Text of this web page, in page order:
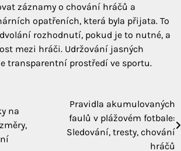
záznamy o chování hráčů a
opatřeních, která byla přijata. To
rozhodnutí, pokud je to nutné, a
mezi hráči. Udržování jasných
transparentní prostředí ve sportu.
na
Pravidla akumulovaných
faulů v plážovém fotbale:
Sledování, tresty, chování
hráčů